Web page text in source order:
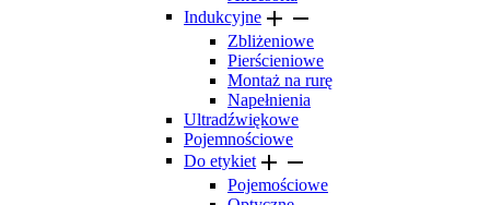
Indukcyjne  
Zbliżeniowe
Pierścieniowe
Montaż na rurę
Napełnienia
Ultradźwiękowe
Pojemnościowe
Do etykiet 
Pojemościowe